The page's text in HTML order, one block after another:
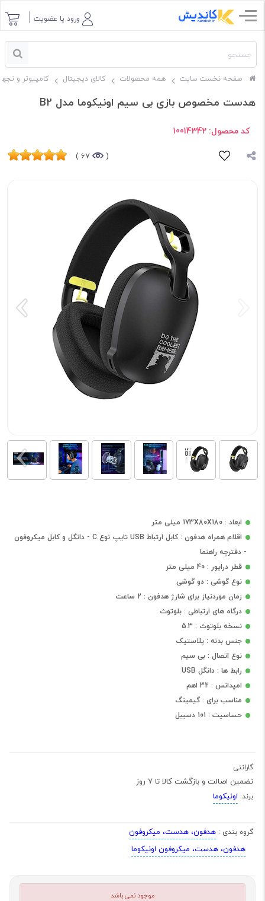
ورود یا عضویت
صفحه نخست سایت همه محصولات کالای دیجیتال کامپیوتر و
هدست مخصوص بازی بی سیم اونیکوما مدل B2
کد محصول: 10014342
(
67 )
ابعاد : 173X80X180 میلی متر
اقلام همراه هدفون : کابل ارتباط USB تایپ نوع C - دانگل و کابل میکروفون
- دفترچه راهنما
قطر درایور : 40 میلی متر
نوع گوشی : دو گوشی
زمان موردنیاز برای شارژ هدفون : 2 ساعت
درگاه های ارتباطی : بلوتوث
نسخه بلوتوث : 5.3
جنس بدنه : پلاستیک
نوع اتصال : بی سیم
رابط ها : دانگل USB
امپدانس : 32 اهم
مناسب برای : گیمینگ
حساسیت : 101 دسیبل
گارانتی
تضمین اصالت و بازگشت کالا تا 7 روز
برند: اونیکوما
گروه بندی : هدفون، هدست، میکروفون
هدفون، هدست، میکروفون اونیکوما
موجود نمی باشد